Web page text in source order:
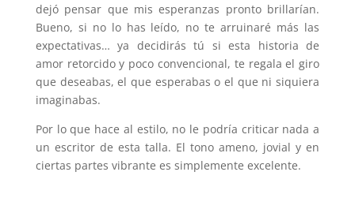
dejó pensar que mis esperanzas pronto brillarían.
Bueno, si no lo has leído, no te arruinaré más las
expectativas… ya decidirás tú si esta historia de
amor retorcido y poco convencional, te regala el giro
que deseabas, el que esperabas o el que ni siquiera
imaginabas.
Por lo que hace al estilo, no le podría criticar nada a
un escritor de esta talla. El tono ameno, jovial y en
ciertas partes vibrante es simplemente excelente.